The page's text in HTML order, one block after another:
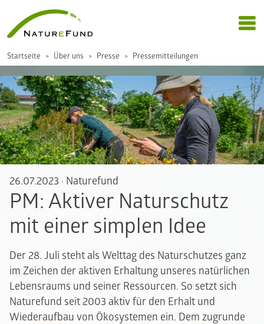
Startseite Über uns Presse Pressemitteilungen
26.07.2023 · Naturefund
PM: Aktiver Naturschutz
mit einer simplen Idee
Der 28. Juli steht als Welttag des Naturschutzes ganz
im Zeichen der aktiven Erhaltung unseres natürlichen
Lebensraums und seiner Ressourcen. So setzt sich
Naturefund seit 2003 aktiv für den Erhalt und
Wiederaufbau von Ökosystemen ein. Dem zugrunde